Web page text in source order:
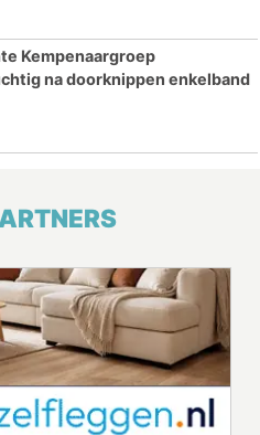
Kempenaargroep
na doorknippen enkelband